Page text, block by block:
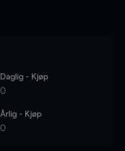
Daglig - Kjøp
0
Årlig - Kjøp
0